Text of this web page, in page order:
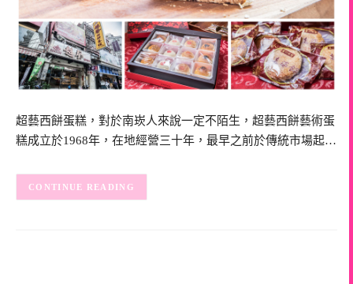
超藝西餅蛋糕，對於南崁人來說一定不陌生，超藝西餅藝術蛋
糕成立於1968年，在地經營三十年，最早之前於傳統市場起…
CONTINUE READING